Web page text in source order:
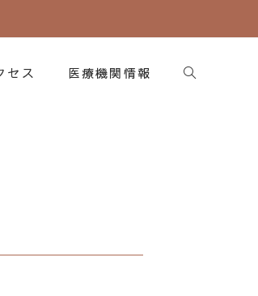
セス 医療機関情報